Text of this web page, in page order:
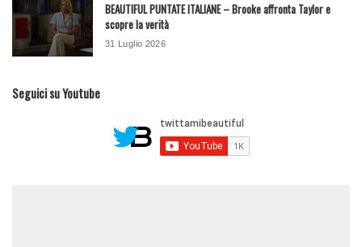
BEAUTIFUL PUNTATE ITALIANE – Brooke affronta Taylor e
scopre la verità
31 Luglio 2026
Seguici su Youtube